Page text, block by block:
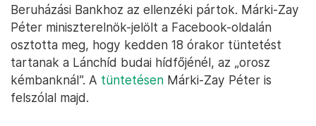
Beruházási Bankhoz az ellenzéki pártok. Márki-Zay
Péter miniszterelnök-jelölt a Facebook-oldalán
osztotta meg, hogy kedden 18 órakor tüntetést
tartanak a Lánchíd budai hídfőjénél, az „orosz
kémbanknál”. A tüntetésen Márki-Zay Péter is
felszólal majd.